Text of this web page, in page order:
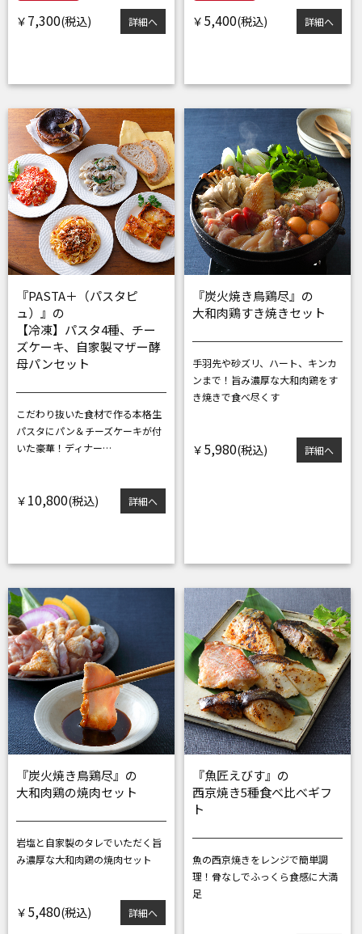
￥ 7,300 詳細へ ￥ 5,400 詳細へ
『PASTA＋（パスタピ
ュ）』の
【冷凍】パスタ4種、チー
ズケーキ、自家製マザー酵
母パンセット
こだわり抜いた食材で作る本格生
パスタにパン＆チーズケーキが付
いた豪華！ディナー…
￥ 10,800 詳細へ
『炭火焼き鳥鶏尽』の
大和肉鶏すき焼きセット
手羽先や砂ズリ、ハート、キンカ
ンまで！ 旨み濃厚な大和肉鶏をす
き焼きで食べ尽くす
￥ 5,980 詳細へ
『炭火焼き鳥鶏尽』の
大和肉鶏の焼肉セット
岩塩と自家製のタレでいただく 旨
み濃厚な大和肉鶏の焼肉セット
￥ 5,480 詳細へ
『魚匠えびす』の
西京焼き5種食べ比べギフ
ト
魚の西京焼きをレンジで簡単調
理！ 骨なしでふっくら食感に大満
足